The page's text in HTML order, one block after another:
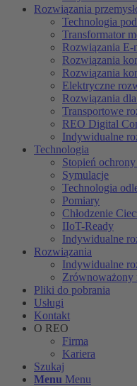
Rozwiązania
Technologia
Transformator
Rozwiązania E-
Rozwiązania
Rozwiązania
Elektryczne
Rozwiązania
Transportowe
REO Digital
Indywidualne
Technologia
Stopień
Symulacje
Technologia
Pomiary
Chłodzenie
IIoT-Ready
Indywidualne
Rozwiązania
Indywidualne
Zrównoważony
Pliki do pobrania
Usługi
Kontakt
O REO
Firma
Kariera
Szukaj
Menu Menu